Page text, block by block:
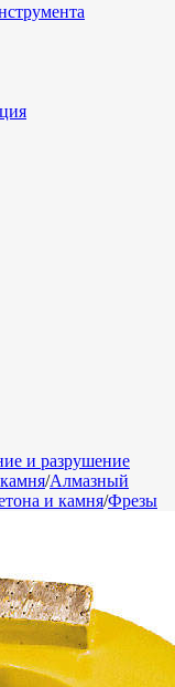
и разрушение
/Алмазный
и камня/Фрезы